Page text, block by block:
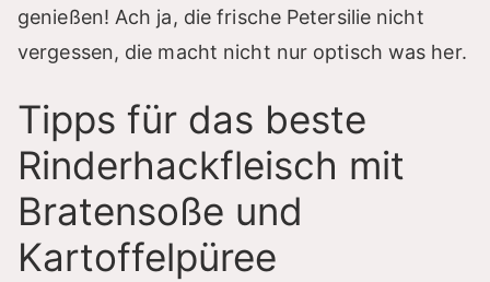
genießen! Ach ja, die frische Petersilie nicht
vergessen, die macht nicht nur optisch was her.
Tipps für das beste
Rinderhackfleisch mit
Bratensoße und
Kartoffelpüree